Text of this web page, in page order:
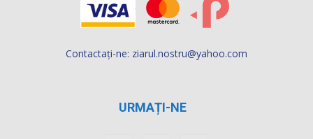
Contactați-ne: ziarul.nostru@yahoo.com
URMAȚI-NE